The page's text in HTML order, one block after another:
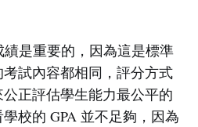
是重要的，因為這是標準
試內容都相同，評分方式
正評估學生能力最公平的
校的 GPA 並不足夠，因為